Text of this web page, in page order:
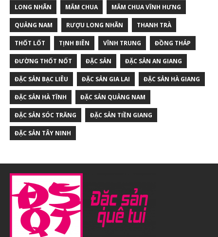
LONG NHÃN MẮM CHUA MẮM CHUA VĨNH HƯNG
QUẢNG NAM RƯỢU LONG NHÃN THANH TRÀ
THỐT LỐT TỊNH BIÊN VĨNH TRUNG ĐỒNG THÁP
ĐƯỜNG THỐT NỐT ĐẶC SẢN ĐẶC SẢN AN GIANG
ĐẶC SẢN BẠC LIÊU ĐẶC SẢN GIA LAI ĐẶC SẢN HÀ GIANG
ĐẶC SẢN HÀ TĨNH ĐẶC SẢN QUẢNG NAM
ĐẶC SẢN SÓC TRĂNG ĐẶC SẢN TIỀN GIANG
ĐẶC SẢN TÂY NINH